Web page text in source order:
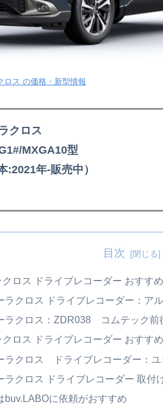
ロス の価格・新型情報
クロス
MXGA10型
:2021年-販売中）
目次
クロス ドライブレコーダー おすす
ラクロス ドライブレコーダー：ア
ラクロス：ZDR038 コムテック前
クロス ドライブレコーダー おすす
ラクロス ドライブレコーダー：
ラクロス ドライブレコーダー 取付
buv.LABOに依頼がおすすめ